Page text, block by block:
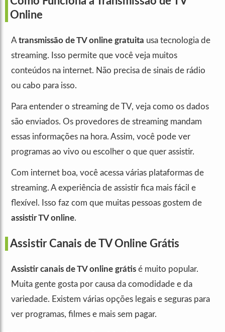
Online
A transmissão de TV online gratuita usa tecnologia de
streaming. Isso permite que você veja muitos
conteúdos na internet. Não precisa de sinais de rádio
ou cabo para isso.
Para entender o streaming de TV, veja como os dados
são enviados. Os provedores de streaming mandam
essas informações na hora. Assim, você pode ver
programas ao vivo ou escolher o que quer assistir.
Com internet boa, você acessa várias plataformas de
streaming. A experiência de assistir fica mais fácil e
flexível. Isso faz com que muitas pessoas gostem de
assistir TV online.
Assistir Canais de TV Online Grátis
Assistir canais de TV online grátis é muito popular.
Muita gente gosta por causa da comodidade e da
variedade. Existem várias opções legais e seguras para
ver programas, filmes e mais sem pagar.